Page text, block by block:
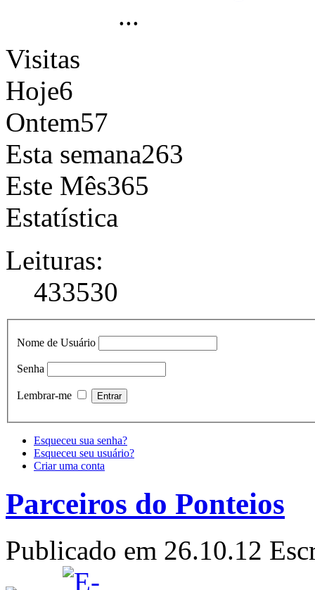
...
Visitas
Hoje6
Ontem57
Esta semana263
Este Mês365
Estatística
Leituras:
433530
Nome de Usuário
Senha
Lembrar-me
Esqueceu sua senha?
Esqueceu seu usuário?
Criar uma conta
Parceiros do Ponteios
Publicado em 26.10.12